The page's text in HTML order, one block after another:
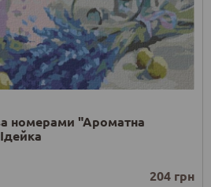
номерами "Ароматна
204 грн